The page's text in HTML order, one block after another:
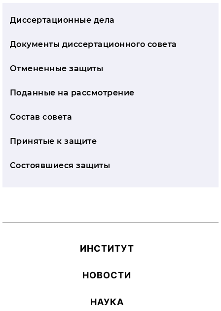
Диссертационные дела
Документы дис­серта­ци­он­но­го совета
Отмененные защиты
Поданные на рассмотрение
Состав совета
Принятые к защите
Состоявшиеся защиты
ИН­СТИ­ТУТ
НОВОСТИ
НАУКА